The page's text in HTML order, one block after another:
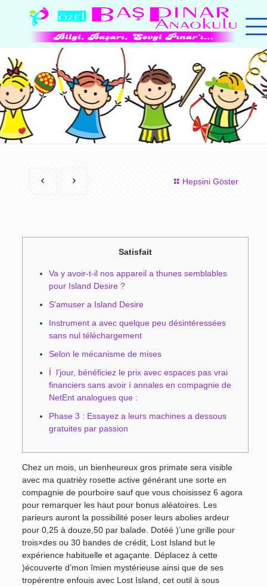
Hepsini Göster
Satisfait
Va y avoir-t-il nos appareil a thunes semblables
pour Island Desire ?
S’amuser a Island Desire
Instrument a avec quelque peu désintéressées
sans nul téléchargement
Selon le mécanisme de mises
Í l’jour, bénéficiez le prix avec espaces pas vrai
financiers sans avoir í annales en compagnie de
NetEnt analogues que :
Phase 3 : Essayez a leurs machines a dessous
gratuites par passion
Chez un mois, un bienheureux gros primate sera visible
avec ma quatrièy rosette active générant une sorte en
compagnie de pourboire sauf que vous choisissez 6 agora
pour remarquer les haut pour bonus aléatoires. Les
parieurs auront la possibilité poser leurs abolies ardeur
pour 0,25 à douze,50 par balade. Dotéé )’une grille pour
trois×des ou 30 bandes de crédit, Lost Island but le
expérience habituelle et agaçante. Déplacez à cette
)écouverte d’mon îmien mystérieuse ainsi que de ses
tropérentre enfouis avec Lost Island, cet outil à sous